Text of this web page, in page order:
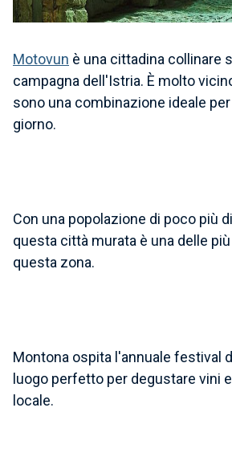
Motovun è una cittadina collinare
campagna dell'Istria. È molto
sono una combinazione ideale
giorno.
Con una popolazione di poco più
questa città murata è una delle
questa zona.
Montona ospita l'annuale festival
luogo perfetto per degustare vini
locale.